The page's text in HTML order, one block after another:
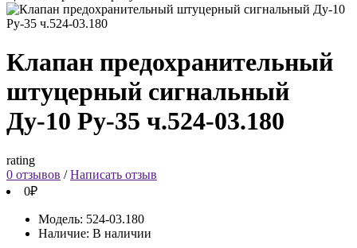
Клапан предохранительный
штуцерный сигнальный
Ду-10 Ру-35 ч.524-03.180
rating
0 отзывов /Написать отзыв
0₽
Модель: 524-03.180
Наличие: В наличии